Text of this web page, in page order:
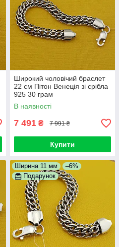
Широкий чоловічий браслет
22 см Пітон Венеція зі срібла
925 30 грам
В наявності
7 491 ₴ 7 991 ₴
Купити
Ширина 11 мм
–6%
Подарунок